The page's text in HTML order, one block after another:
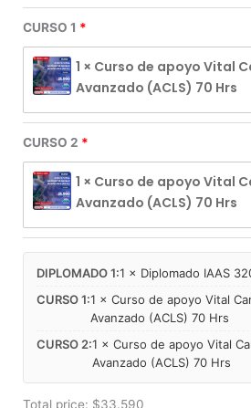
CURSO 1
1 × Curso de apoyo Vital
Avanzado (ACLS) 70 Hrs
CURSO 2
1 × Curso de apoyo Vital
Avanzado (ACLS) 70 Hrs
DIPLOMADO 1:1 × Diplomado IAAS
CURSO 1:1 × Curso de apoyo Vital
Avanzado (ACLS) 70 Hrs
CURSO 2:1 × Curso de apoyo Vital
Avanzado (ACLS) 70 Hrs
Total price: $33.590
cantidad